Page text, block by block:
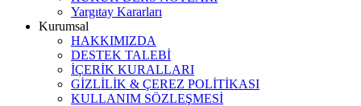
Yargıtay Kararları
Kurumsal
HAKKIMIZDA
DESTEK TALEBİ
İÇERİK KURALLARI
GİZLİLİK & ÇEREZ POLİTİKASI
KULLANIM SÖZLEŞMESİ